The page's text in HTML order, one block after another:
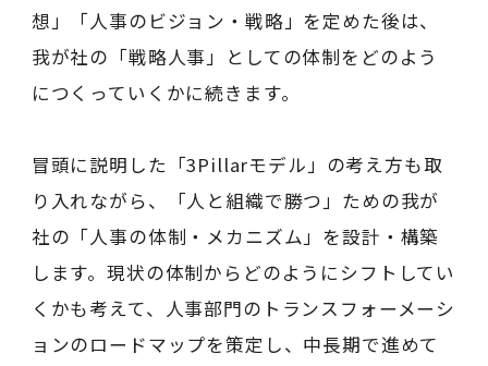
想」「人事のビジョン・戦略」を定めた後は、
我が社の「戦略人事」としての体制をどのよう
につくっていくかに続きます。
冒頭に説明した「3Pillarモデル」の考え方も取
り入れながら、「人と組織で勝つ」ための我が
社の「人事の体制・メカニズム」を設計・構築
します。現状の体制からどのようにシフトしてい
くかも考えて、人事部門のトランスフォーメーシ
ョンのロードマップを策定し、中長期で進めて